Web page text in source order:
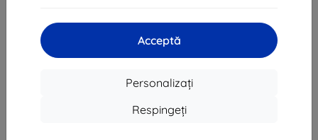
Acceptă
Personalizați
Respingeți
1